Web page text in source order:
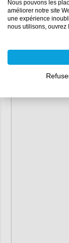
Nous pouvons les
améliorer notre site
une expérience
nous utilisons, ouvrez